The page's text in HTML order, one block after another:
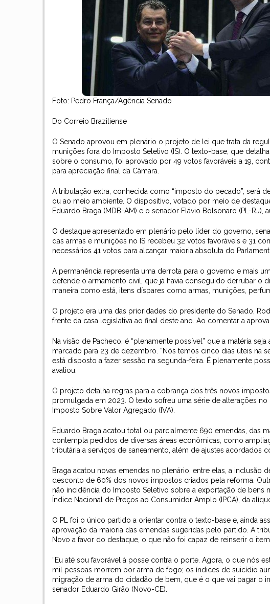
Foto: Pedro França/Agência Senado
Do Correio Braziliense
O Senado aprovou em plenário o projeto de lei que trata da
munições fora do Imposto Seletivo (IS). O texto-base, que
sobre o consumo, foi aprovado por 49 votos favoráveis a 19,
para apreciação final da Câmara.
A tributação extra, conhecida como “imposto do pecado”, será
ou ao meio ambiente. O dispositivo, votado por meio de
Eduardo Braga (MDB-AM) e o senador Flávio Bolsonaro (PL-
O destaque apresentado em plenário pelo líder do governo,
das armas e munições no IS recebeu 32 votos favoráveis e 31
necessários 41 votos para alcançar maioria absoluta do
A permanência representa uma derrota para o governo e mais
defende o armamento civil, que já havia conseguido derrubar o
maneira como está, itens díspares como armas, munições,
O projeto era uma das prioridades do presidente do Senado,
frente da casa legislativa ao final deste ano. Ao comentar a
Na visão de Pacheco, é “plenamente possível” que a matéria
marcado para 23 de dezembro. “Nós temos cinco dias úteis na
está disposto a fazer sessão na segunda-feira. É plenamente
avaliou.
O projeto detalha regras para a cobrança dos três novos
promulgada em 2023. O texto sofreu uma série de alterações
Imposto Sobre Valor Agregado (IVA).
Eduardo Braga acatou total ou parcialmente 690 emendas, das
contempla pedidos de diversas áreas econômicas, como
tributária a serviços de saneamento, além de ajustes acordados
Braga acatou novas emendas no plenário, entre elas, a
desconto de 60% dos novos impostos criados pela reforma.
não incidência do Imposto Seletivo sobre a exportação de bens
Índice Nacional de Preços ao Consumidor Amplo (IPCA), da
O PL foi o único partido a orientar contra o texto-base e, ainda
aprovação da maioria das emendas sugeridas pelo partido. A
Novo a favor do destaque, o que não foi capaz de reinserir o
“Eu até sou favorável à posse contra o porte. Agora, o que nós
mil pessoas morrem por arma de fogo; os índices de suicídio
migração de arma do cidadão de bem, que é o que vai pagar o
senador Eduardo Girão (Novo-CE).